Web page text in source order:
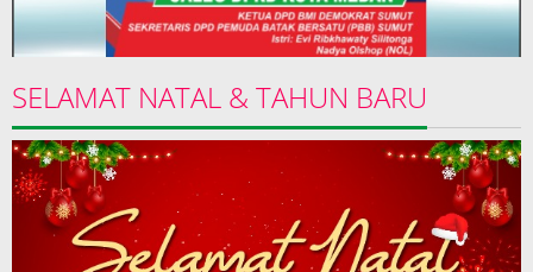
SELAMAT NATAL & TAHUN BARU